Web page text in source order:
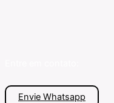
Envie Whatsapp